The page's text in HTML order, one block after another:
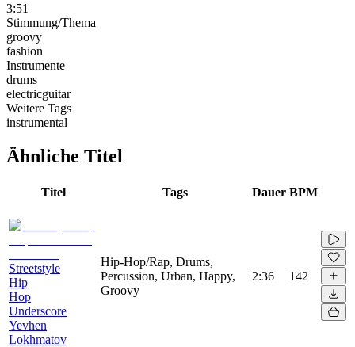
3:51
Stimmung/Thema
groovy
fashion
Instrumente
drums
electricguitar
Weitere Tags
instrumental
Ähnliche Titel
Titel Tags Dauer BPM
Streetstyle
Hip
Hop
Underscore
Yevhen
Lokhmatov
Hip-Hop/Rap, Drums,
Percussion, Urban, Happy,
Groovy
2:36 142